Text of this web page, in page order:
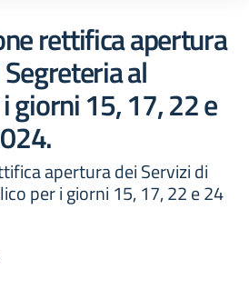
rettifica apertura
al
giorni 15, 17, 22 e
apertura dei Servizi di
per i giorni 15, 17, 22 e 24